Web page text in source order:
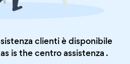
clienti è disponibile
is thecentro assistenza .